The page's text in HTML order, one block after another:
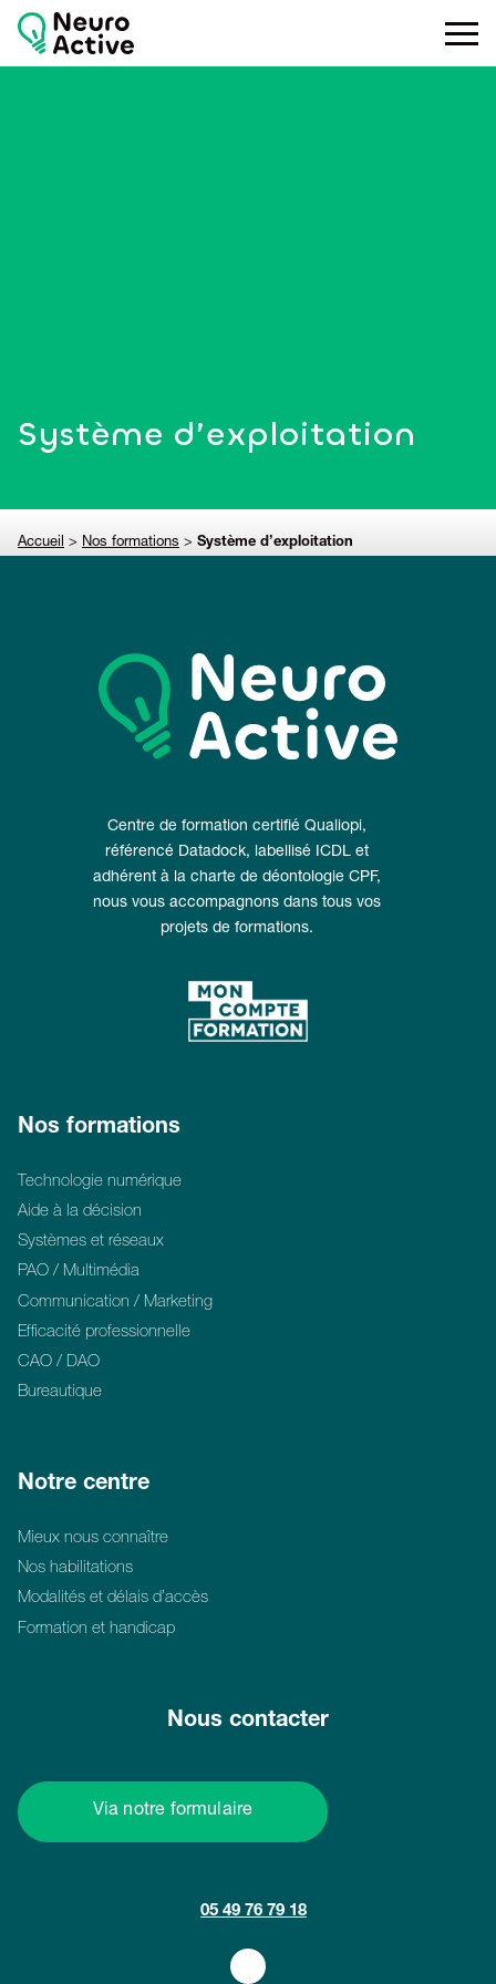
Toggle
Système d’exploitation
Accueil > Nos formations > Système d’exploitation
Centre de formation certifié Qualiopi,
référencé Datadock, labellisé ICDL et
adhérent à la charte de déontologie CPF,
nous vous accompagnons dans tous vos
projets de formations.
Nos formations
Technologie numérique
Aide à la décision
Systèmes et réseaux
PAO / Multimédia
Communication / Marketing
Efficacité professionnelle
CAO / DAO
Bureautique
Notre centre
Mieux nous connaître
Nos habilitations
Modalités et délais d’accès
Formation et handicap
Nous contacter
Via notre formulaire
05 49 76 79 18